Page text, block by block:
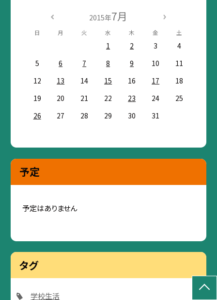
2015年7月
日 月 火 水 木 金 土
1 2 3
4
5
6 7 8 9 10
11
12
13 14 15 16 17
18
19
20 21 22 23 24
25
26
27 28 29 30 31
予定
予定はありません
タグ
学校生活